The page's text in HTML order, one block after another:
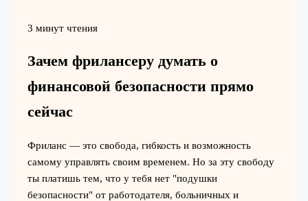
3 минут чтения
Зачем фрилансеру думать о
финансовой безопасности прямо
сейчас
Фриланс — это свобода, гибкость и возможность
самому управлять своим временем. Но за эту свободу
ты платишь тем, что у тебя нет "подушки
безопасности" от работодателя, больничных и